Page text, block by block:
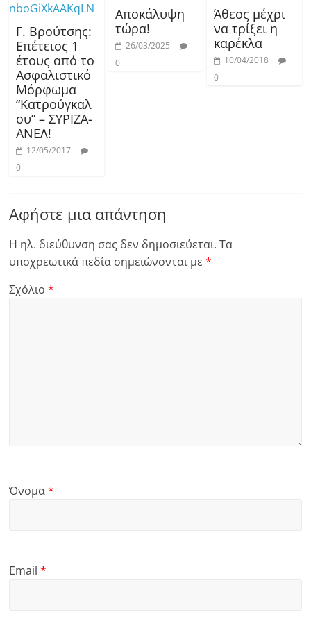
Γ. Βρούτσης:
Επέτειος 1
έτους από το
Ασφαλιστικό
Μόρφωμα
“Κατρούγκαλ
ου” – ΣΥΡΙΖΑ-
ΑΝΕΛ!
12/05/2017
0
Αποκάλυψη
τώρα!
26/03/2025
0
Άθεος μέχρι
να τρίξει η
καρέκλα
10/04/2018
0
Αφήστε μια απάντηση
Η ηλ. διεύθυνση σας δεν δημοσιεύεται. Τα
υποχρεωτικά πεδία σημειώνονται με*
Σχόλιο*
Όνομα*
Email*